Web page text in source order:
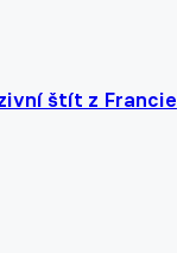
štít z Francie